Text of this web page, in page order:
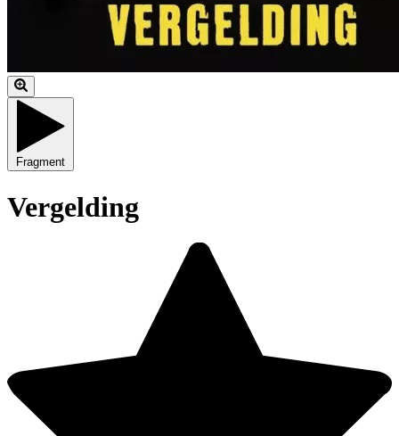
Fragment
Vergelding